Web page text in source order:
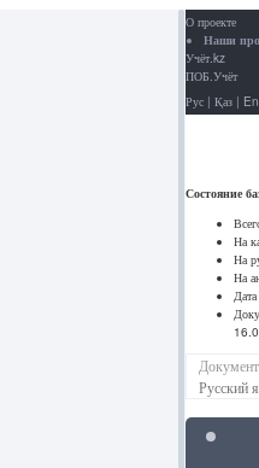
О проекте
Наши
Учёт.kz
ПОБ.Учёт
Рус | Қаз |
Состояние
На
На
На
Русский